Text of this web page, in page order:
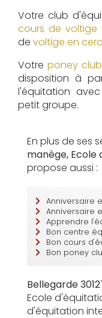
Votre club
cours de
de voltige en
Votreponey
disposition à
l'équitation
petit groupe.
En plus de ses
manège, Ecole
propose aussi :
Anniversaire
Anniversaire
Apprendre
Bon centre
Bon cours
Bon poney
Bellegarde
Ecole
d'équitation